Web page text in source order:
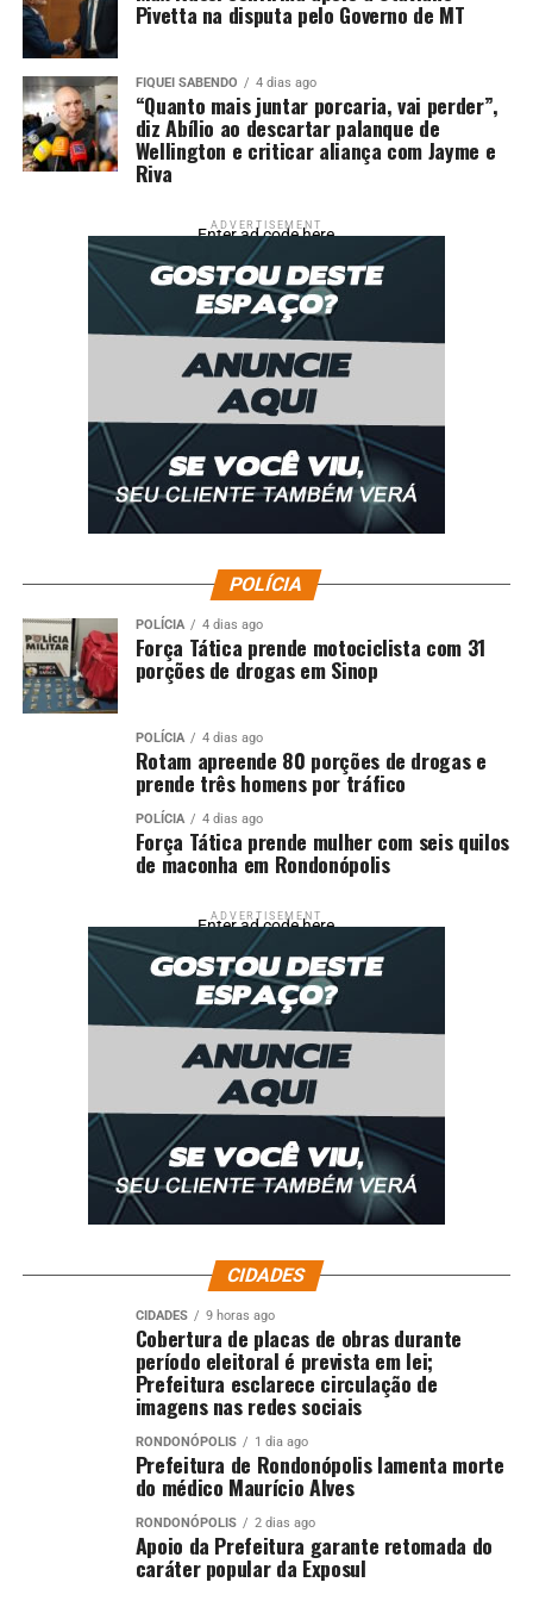
Pivetta na disputa pelo Governo de MT
FIQUEI SABENDO 4 dias ago
“Quanto mais juntar porcaria, vai perder”,
diz Abílio ao descartar palanque de
Wellington e criticar aliança com Jayme e
Riva
ADVERTISEMENT
Enter ad code here
POLÍCIA
POLÍCIA 4 dias ago
Força Tática prende motociclista com 31
porções de drogas em Sinop
POLÍCIA 4 dias ago
Rotam apreende 80 porções de drogas e
prende três homens por tráfico
POLÍCIA 4 dias ago
Força Tática prende mulher com seis quilos
de maconha em Rondonópolis
ADVERTISEMENT
Enter ad code here
CIDADES
CIDADES 9 horas ago
Cobertura de placas de obras durante
período eleitoral é prevista em lei;
Prefeitura esclarece circulação de
imagens nas redes sociais
RONDONÓPOLIS 1 dia ago
Prefeitura de Rondonópolis lamenta morte
do médico Maurício Alves
RONDONÓPOLIS 2 dias ago
Apoio da Prefeitura garante retomada do
caráter popular da Exposul